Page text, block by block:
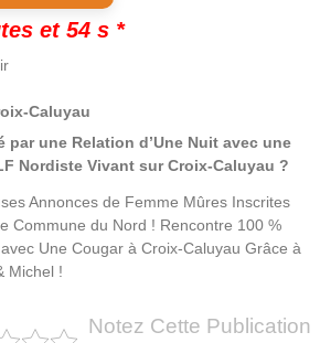
et 53 s *
Caluyau
par une Relation d’Une Nuit avec une
Nordiste Vivant sur Croix-Caluyau ?
Annonces de Femme Mûres Inscrites
Commune du Nord ! Rencontre 100 %
Une Cougar à Croix-Caluyau Grâce à
Michel !
Notez Cette Publication